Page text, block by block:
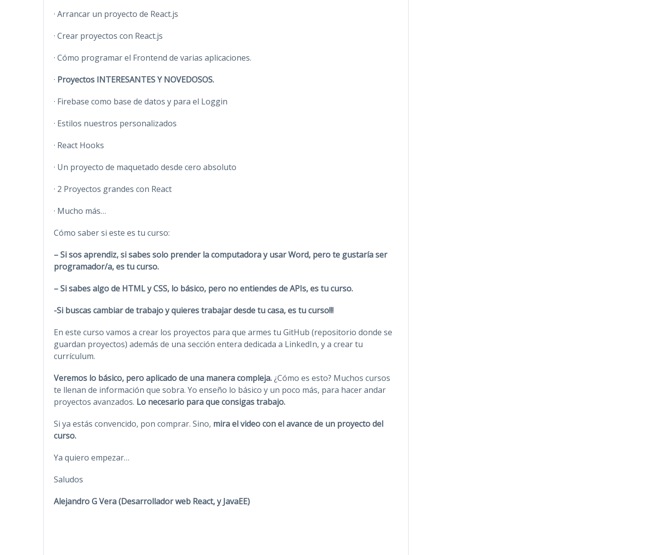
· Arrancar un proyecto de React.js
· Crear proyectos con React.js
· Cómo programar el Frontend de varias aplicaciones.
· Proyectos INTERESANTES Y NOVEDOSOS.
· Firebase como base de datos y para el Loggin
· Estilos nuestros personalizados
· React Hooks
· Un proyecto de maquetado desde cero absoluto
· 2 Proyectos grandes con React
· Mucho más…
Cómo saber si este es tu curso:
– Si sos aprendiz, si sabes solo prender la computadora y usar Word, pero te gustaría ser
programador/a, es tu curso.
– Si sabes algo de HTML y CSS, lo básico, pero no entiendes de APIs, es tu curso.
-Si buscas cambiar de trabajo y quieres trabajar desde tu casa, es tu curso!!!
En este curso vamos a crear los proyectos para que armes tu GitHub (repositorio donde se
guardan proyectos) además de una sección entera dedicada a LinkedIn, y a crear tu
currículum.
Veremos lo básico, pero aplicado de una manera compleja. ¿Cómo es esto? Muchos cursos
te llenan de información que sobra. Yo enseño lo básico y un poco más, para hacer andar
proyectos avanzados. Lo necesario para que consigas trabajo.
Si ya estás convencido, pon comprar. Sino, mira el video con el avance de un proyecto del
curso.
Ya quiero empezar…
Saludos
Alejandro G Vera (Desarrollador web React, y JavaEE)